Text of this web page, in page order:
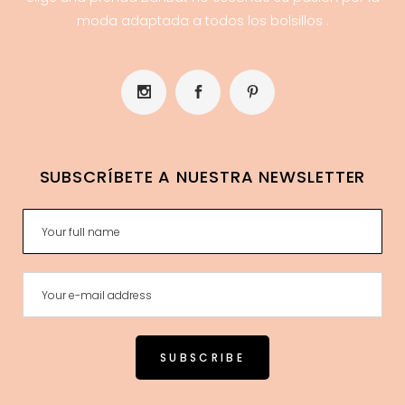
moda adaptada a todos los bolsillos .
SUBSCRÍBETE A NUESTRA NEWSLETTER